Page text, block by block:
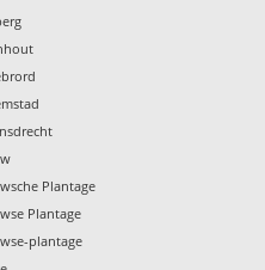
Plantage
Plantage
plantage